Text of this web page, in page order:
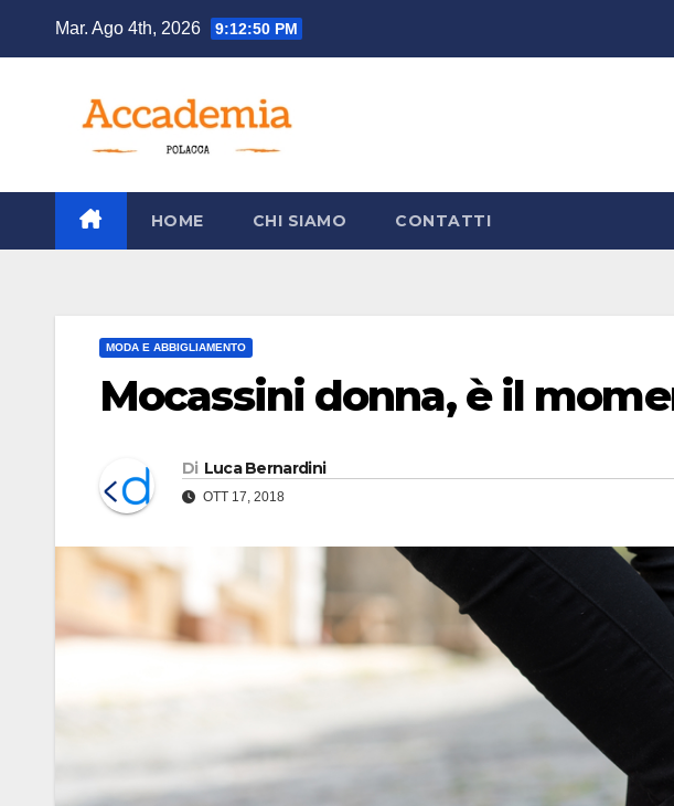
Mar. Ago 4th, 2026 9:12:51 PM
HOME CHI SIAMO CONTATTI
MODA E ABBIGLIAMENTO
Mocassini donna, è il
Di Luca Bernardini
OTT 17, 2018